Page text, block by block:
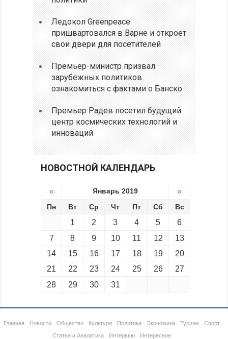
Ледокол Greenpeace
пришвартовался в Варне и откроет
свои двери для посетителей
Премьер-министр призвал
зарубежных политиков
ознакомиться с фактами о Банско
Премьер Радев посетил будущий
центр космических технологий и
инноваций
НОВОСТНОЙ КАЛЕНДАРЬ
« Январь 2019 »
Пн Вт Ср Чт Пт Сб Вс
1 2 3 4 5
6
7
8 9 10 11 12
13
14
15 16 17 18 19
20
21
22 23 24 25 26
27
28
29 30 31
Главная Новости Общество Культура Политика Экономика Туризм
Спорт
Статьи и Аналитика
Интервью Интересное